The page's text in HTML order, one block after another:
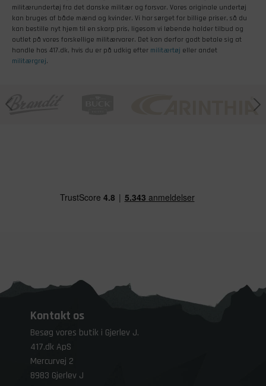
militærundertøj fra det danske militær og forsvar. Vores originale undertøj
kan bruges af både mænd og kvinder. Vi har sørget for billige priser, så du
kan bestille nyt hjem til en skarp pris, ligesom vi løbende holder tilbud og
outlet på vores forskellige militærvarer. Det kan derfor godt betale sig at
handle hos 417.dk, hvis du er på udkig efter militærtøj eller andet
militærgrej.
Kontakt os
Besøg vores butik i Gjerlev J.
417.dk ApS
Mercurvej 2
8983 Gjerlev J